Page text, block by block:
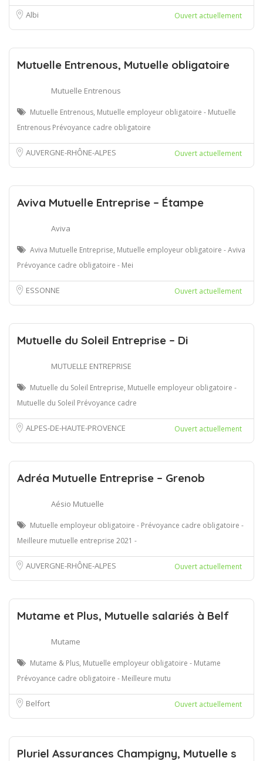
Albi Ouvert actuellement
Mutuelle Entrenous, Mutuelle obligatoire
Mutuelle Entrenous
Mutuelle Entrenous, Mutuelle employeur obligatoire - Mutuelle
Entrenous Prévoyance cadre obligatoire
AUVERGNE-RHÔNE-ALPES Ouvert actuellement
Aviva Mutuelle Entreprise – Étampe
Aviva
Aviva Mutuelle Entreprise, Mutuelle employeur obligatoire - Aviva
Prévoyance cadre obligatoire - Mei
ESSONNE Ouvert actuellement
Mutuelle du Soleil Entreprise – Di
MUTUELLE ENTREPRISE
Mutuelle du Soleil Entreprise, Mutuelle employeur obligatoire -
Mutuelle du Soleil Prévoyance cadre
ALPES-DE-HAUTE-PROVENCE Ouvert actuellement
Adréa Mutuelle Entreprise – Grenob
Aésio Mutuelle
Mutuelle employeur obligatoire - Prévoyance cadre obligatoire -
Meilleure mutuelle entreprise 2021 -
AUVERGNE-RHÔNE-ALPES Ouvert actuellement
Mutame et Plus, Mutuelle salariés à Belf
Mutame
Mutame & Plus, Mutuelle employeur obligatoire - Mutame
Prévoyance cadre obligatoire - Meilleure mutu
Belfort Ouvert actuellement
Pluriel Assurances Champigny, Mutuelle s